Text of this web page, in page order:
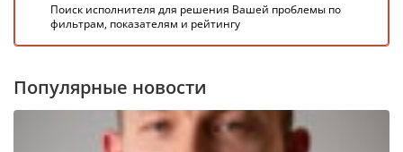
Поиск исполнителя для решения Вашей проблемы по
фильтрам, показателям и рейтингу
Популярные новости